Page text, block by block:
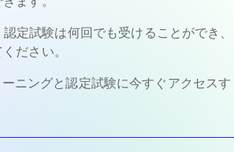
定試験は何回でも受けることができ、
ださい。
ニングと認定試験に今すぐアクセスす